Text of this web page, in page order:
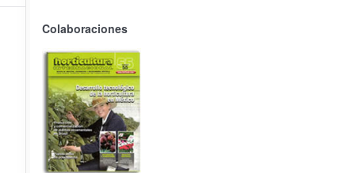
Colaboraciones